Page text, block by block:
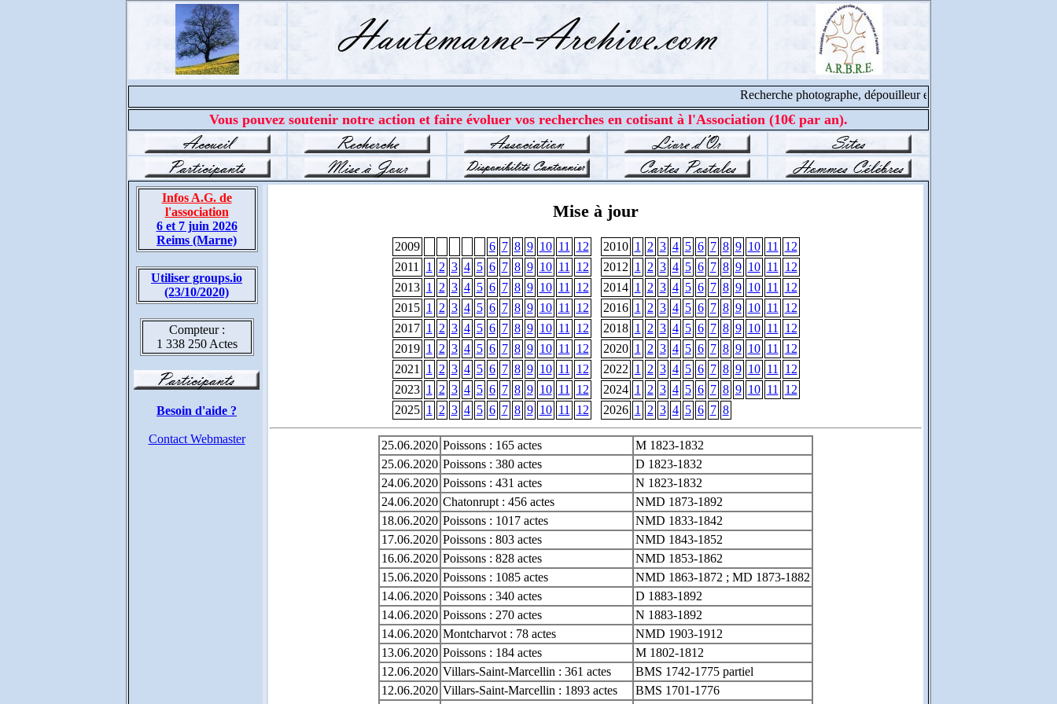
Recherche photographe, dépouilleur et cantonnier, contacter
Vous pouvez soutenir notre action et faire évoluer vos recherches en cotisant à l'Association (10€ par an).
Infos A.G. de
l'association
6 et 7 juin 2026
Reims (Marne)
Utiliser groups.io
(23/10/2020)
Compteur :
1 338 250 Actes
Besoin d'aide ?
Contact Webmaster
Mise à jour
2009 6 7 8 9 10 11 12 2010 1 2 3 4 5 6 7 8 9 10 11
12
2011
1 2 3 4 5 6 7 8 9 10 11 12 2012 1 2 3 4 5 6 7 8 9 10 11
12
2013 1 2 3 4 5 6 7 8 9 10 11 12 2014 1 2 3 4 5 6 7 8 9 10 11
12
2015 1 2 3 4 5 6 7 8 9 10 11 12 2016 1 2 3 4 5 6 7 8 9 10 11
12
2017 1 2 3 4 5 6 7 8 9 10 11 12 2018 1 2 3 4 5 6 7 8 9 10 11
12
2019 1 2 3 4 5 6 7 8 9 10 11 12 2020 1 2 3 4 5 6 7 8 9 10 11
12
2021
1 2 3 4 5 6 7 8 9 10 11 12 2022 1 2 3 4 5 6 7 8 9 10 11
12
2023 1 2 3 4 5 6 7 8 9 10 11 12 2024 1 2 3 4 5 6 7 8 9 10 11
12
2025 1 2 3 4 5 6 7 8 9 10 11 12 2026 1 2 3 4 5 6 7 8
25.06.2020 Poissons : 165 actes
M 1823-1832
25.06.2020 Poissons : 380 actes
D 1823-1832
24.06.2020 Poissons : 431 actes
N 1823-1832
24.06.2020 Chatonrupt : 456 actes
NMD 1873-1892
18.06.2020 Poissons : 1017 actes
NMD 1833-1842
17.06.2020 Poissons : 803 actes
NMD 1843-1852
16.06.2020 Poissons : 828 actes
NMD 1853-1862
15.06.2020 Poissons : 1085 actes
NMD 1863-1872 ; MD 1873-1882
14.06.2020 Poissons : 340 actes
D 1883-1892
14.06.2020 Poissons : 270 actes
N 1883-1892
14.06.2020 Montcharvot : 78 actes
NMD 1903-1912
13.06.2020 Poissons : 184 actes
M 1802-1812
12.06.2020 Villars-Saint-Marcellin : 361 actes
BMS 1742-1775 partiel
12.06.2020 Villars-Saint-Marcellin : 1893 actes
BMS 1701-1776